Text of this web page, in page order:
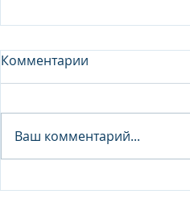
Комментарии
Ваш комментарий...